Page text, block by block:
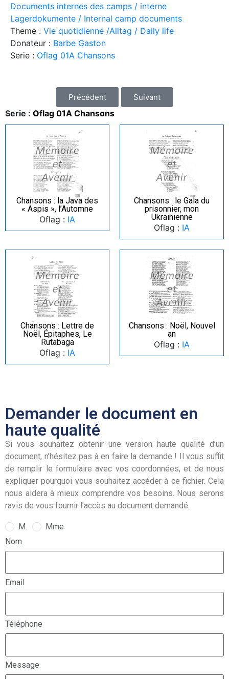
Documents internes des camps / interne
Lagerdokumente / Internal camp documents
Theme : Vie quotidienne /Alltag / Daily life
Donateur : Barbe Gaston
Serie : Oflag 01A Chansons
Précédent Suivant
Serie : Oflag 01A Chansons
Chansons : la Java des
« Aspis », l’Automne
Oflag : IA
Chansons : le Gala du
prisonnier, mon
Ukrainienne
Oflag : IA
Chansons : Lettre de
Noël, Épitaphes, Le
Rutabaga
Oflag : IA
Chansons : Noël, Nouvel
an
Oflag : IA
Demander le document en
haute qualité
Si vous souhaitez obtenir une version haute qualité d’un
document, n’hésitez pas à en faire la demande ! Il vous suffit
de remplir le formulaire avec vos coordonnées, et de nous
expliquer pourquoi vous souhaitez accéder à ce fichier. Cela
nous aidera à mieux comprendre vos besoins. Nous serons
ravis de vous fournir l’accès au document demandé.
M.
Mme
Nom
Email
Téléphone
Message